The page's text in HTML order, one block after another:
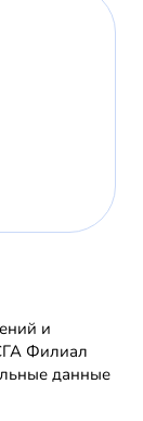
и
Филиал
данные